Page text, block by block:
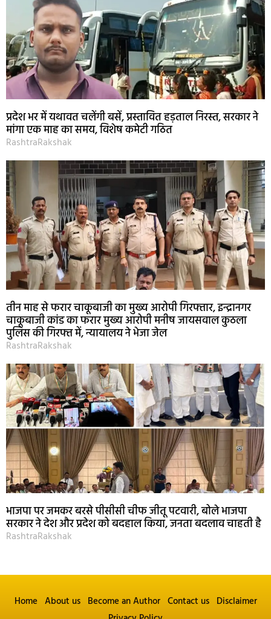
प्रदेश भर में यथावत चलेंगी बसें, प्रस्तावित हड़ताल निरस्त, सरकार ने
मांगा एक माह का समय, विशेष कमेटी गठित
RashtraRakshak
तीन माह से फरार चाकूबाजी का मुख्य आरोपी गिरफ्तार, इन्द्रानगर
चाकूबाजी कांड का फरार मुख्य आरोपी मनीष जायसवाल कुठला
पुलिस की गिरफ्त में, न्यायालय ने भेजा जेल
RashtraRakshak
भाजपा पर जमकर बरसे पीसीसी चीफ जीतू पटवारी, बोले भाजपा
सरकार ने देश और प्रदेश को बदहाल किया, जनता बदलाव चाहती है
RashtraRakshak
Home About us Become an Author Contact us Disclaimer